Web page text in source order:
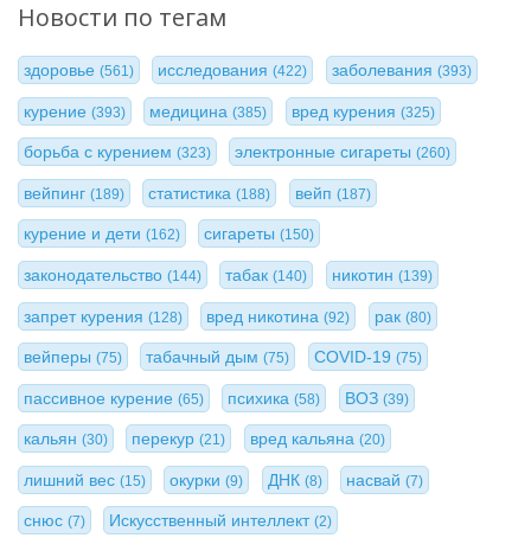
Новости по тегам
здоровье (561) исследования(422) заболевания (393)
курение (393) медицина(385) вред курения (325)
борьба с курением (323) электронные сигареты(260)
вейпинг (189) статистика(188) вейп (187)
курение и дети (162) сигареты(150)
законодательство (144) табак(140) никотин (139)
запрет курения (128) вред никотина(92) рак (80)
вейперы (75) табачный дым(75) COVID-19 (75)
пассивное курение (65) психика(58) ВОЗ (39)
кальян (30) перекур(21) вред кальяна (20)
лишний вес (15) окурки(9) ДНК (8) насвай(7)
снюс (7) Искусственный интеллект(2)